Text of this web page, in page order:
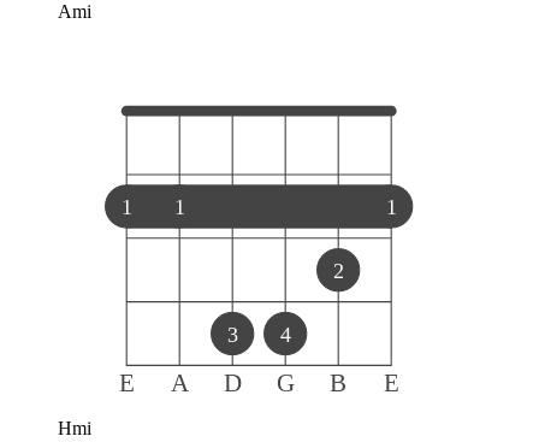
Ami
E A D G B E
1 1 1
3 4
2
Hmi